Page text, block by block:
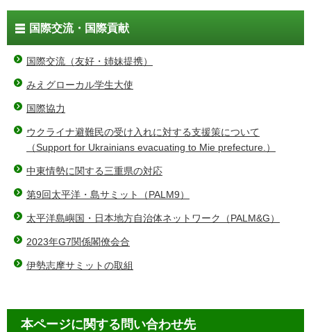
国際交流・国際貢献
国際交流（友好・姉妹提携）
みえグローカル学生大使
国際協力
ウクライナ避難民の受け入れに対する支援策について
（Support for Ukrainians evacuating to Mie prefecture.）
中東情勢に関する三重県の対応
第9回太平洋・島サミット（PALM9）
太平洋島嶼国・日本地方自治体ネットワーク（PALM&G）
2023年G7関係閣僚会合
伊勢志摩サミットの取組
本ページに関する問い合わせ先